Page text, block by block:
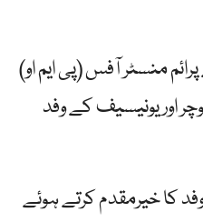
منسٹر آفس (پی ایم او)
اور یونیسیف کے وفد
کا خیرمقدم کرتے ہوئے